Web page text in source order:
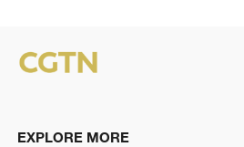
EXPLORE MORE